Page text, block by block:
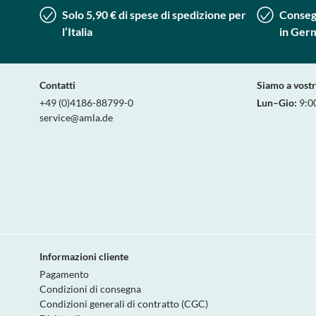
Solo 5,90 € di spese di spedizione per
l’Italia
in
Contatti
+49 (0)4186-88799-0
service@amla.de
Siamo a
Lun–Gio:
Informazioni cliente
Pagamento
Condizioni di consegna
Condizioni generali di contratto (CGC)